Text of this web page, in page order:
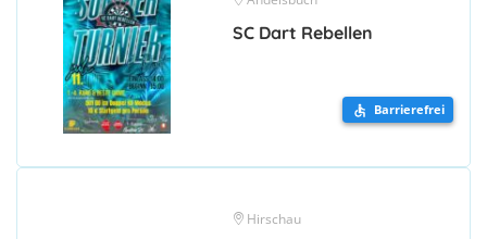
SC Dart Rebellen
Barrierefrei
Hirschau